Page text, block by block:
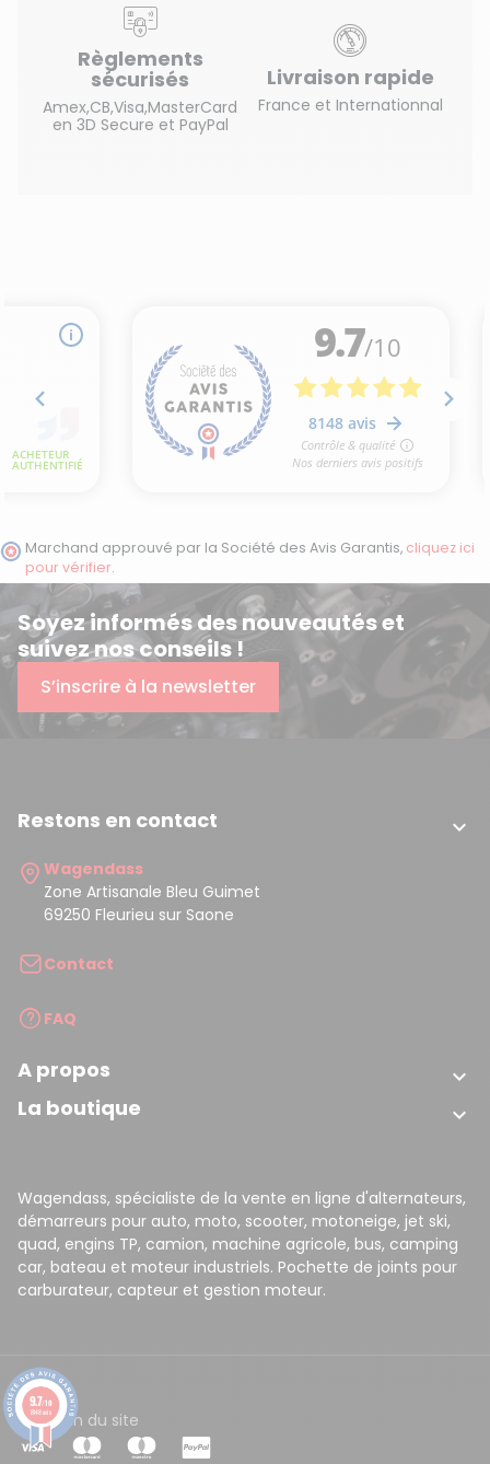
(16 avis)
Règlements
sécurisés
Amex,CB,Visa,MasterCard
en 3D Secure et PayPal
Livraison rapide
France et Internationnal
Marchand approuvé par la Société des Avis Garantis, cliquez ici
pour vérifier.
Soyez informés des nouveautés et
suivez nos conseils !
S’inscrire à la newsletter
Restons en contact 
Wagendass
Zone Artisanale Bleu Guimet
69250 Fleurieu sur Saone
Contact
FAQ
A propos 
La boutique 
Wagendass, spécialiste de la vente en ligne d'alternateurs,
démarreurs pour auto, moto, scooter, motoneige, jet ski,
quad, engins TP, camion, machine agricole, bus, camping
car, bateau et moteur industriels. Pochette de joints pour
carburateur, capteur et gestion moteur.
CGVPlan du site
9.7/10
8148 avis